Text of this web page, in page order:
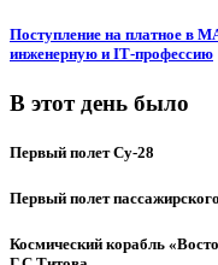
Поступление на платное в
инженерную и IT‑профессию
В этот день было
Первый полет Су-28
Первый полет
Космический корабль